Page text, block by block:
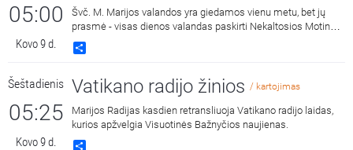
05:00
Kovo 9 d.
Švč. M. Marijos valandos yra giedamos vienu metu, bet jų
prasmė - visas dienos valandas paskirti Nekaltosios Motinos
šlovei.
Šeštadienis
05:25
Kovo 9 d.
Vatikano radijo žinios / kartojimas
Marijos Radijas kasdien retransliuoja Vatikano radijo laidas,
kurios apžvelgia Visuotinės Bažnyčios naujienas.